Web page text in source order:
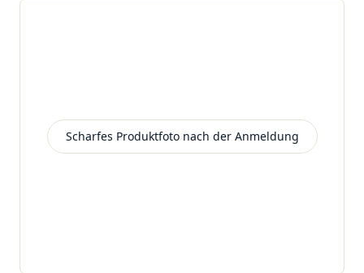
Scharfes Produktfoto nach der Anmeldung